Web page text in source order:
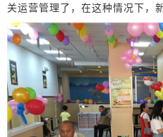
关运营管理了，在这种情况下，